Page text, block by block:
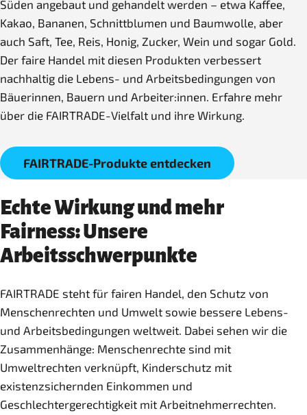
Süden angebaut und gehandelt werden – etwa Kaffee,
Kakao, Bananen, Schnittblumen und Baumwolle, aber
auch Saft, Tee, Reis, Honig, Zucker, Wein und sogar Gold.
Der faire Handel mit diesen Produkten verbessert
nachhaltig die Lebens- und Arbeitsbedingungen von
Bäuerinnen, Bauern und Arbeiter:innen. Erfahre mehr
über die FAIRTRADE-Vielfalt und ihre Wirkung.
FAIRTRADE-Produkte entdecken
Echte Wirkung und mehr
Fairness: Unsere
Arbeitsschwerpunkte
FAIRTRADE steht für fairen Handel, den Schutz von
Menschenrechten und Umwelt sowie bessere Lebens-
und Arbeitsbedingungen weltweit. Dabei sehen wir die
Zusammenhänge: Menschenrechte sind mit
Umweltrechten verknüpft, Kinderschutz mit
existenzsichernden Einkommen und
Geschlechtergerechtigkeit mit Arbeitnehmerrechten.